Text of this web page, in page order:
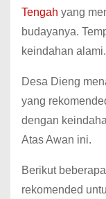
Tengah yang
budayanya.
keindahan alami.
Desa Dieng
yang
dengan
Atas Awan ini.
Berikut
rekomended